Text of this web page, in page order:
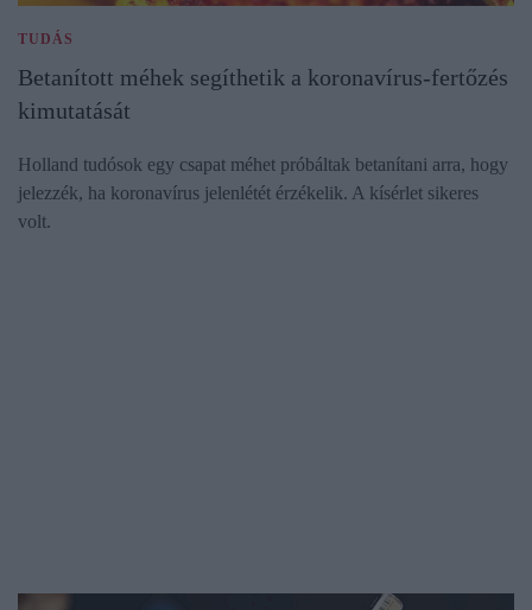
TUDÁS
Betanított méhek segíthetik a koronavírus-fertőzés
kimutatását
Holland tudósok egy csapat méhet próbáltak betanítani arra, hogy
jelezzék, ha koronavírus jelenlétét érzékelik. A kísérlet sikeres
volt.